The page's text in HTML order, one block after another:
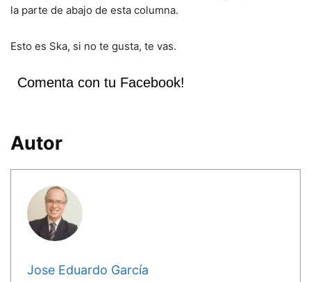
la parte de abajo de esta columna.
Esto es Ska, si no te gusta, te vas.
Comenta con tu Facebook!
Autor
Jose Eduardo García